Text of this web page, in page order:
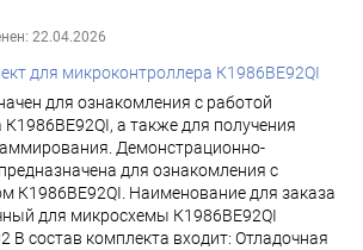
22.04.2026
для микроконтроллера К1986ВЕ92QI
для ознакомления с работой
а также для получения
Демонстрационно-
для ознакомления с
К1986ВЕ92QI. Наименование для заказа
для микросхемы К1986ВЕ92QI
В состав комплекта входит: Отладочная